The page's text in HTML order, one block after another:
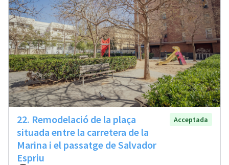
22. Remodelació de la plaça
situada entre la carretera de la
Marina i el passatge de Salvador
Espriu
Acceptada